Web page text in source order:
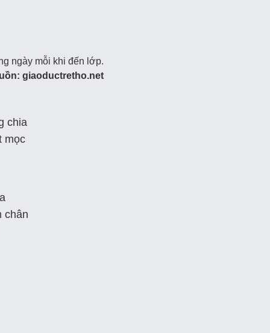
ngày mỗi khi đến lớp.
giaoductretho.net
chia
mọc
chân